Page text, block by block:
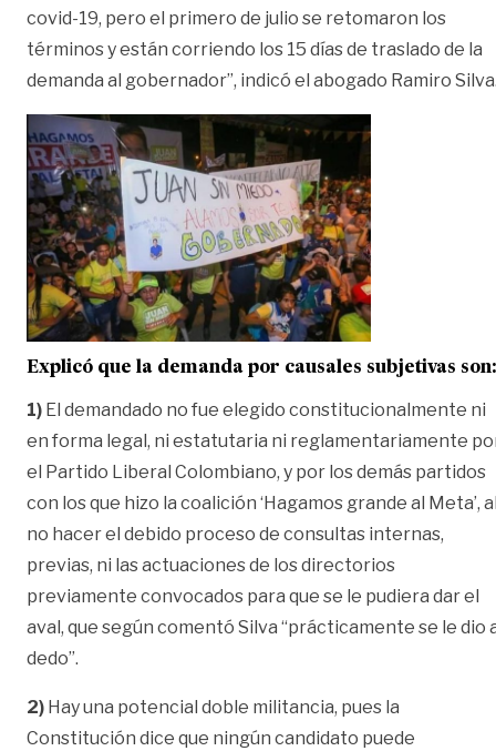
covid-19, pero el primero de julio se retomaron los
términos y están corriendo los 15 días de traslado de la
demanda al gobernador”, indicó el abogado Ramiro
Explicó que la demanda por causales subjetivas son:
1) El demandado no fue elegido constitucionalmente ni
en forma legal, ni estatutaria ni reglamentariamente
el Partido Liberal Colombiano, y por los demás partidos
con los que hizo la coalición ‘Hagamos grande al Meta’,
no hacer el debido proceso de consultas internas,
previas, ni las actuaciones de los directorios
previamente convocados para que se le pudiera dar el
aval, que según comentó Silva “prácticamente se le dio
dedo”.
2) Hay una potencial doble militancia, pues la
Constitución dice que ningún candidato puede